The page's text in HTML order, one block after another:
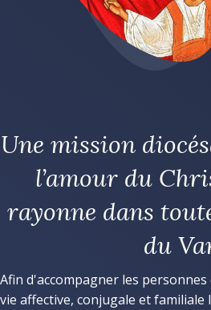
Une mission
l’amour du
rayonne dans
du
Afin d'accompagner les
vie affective, conjugale et familiale